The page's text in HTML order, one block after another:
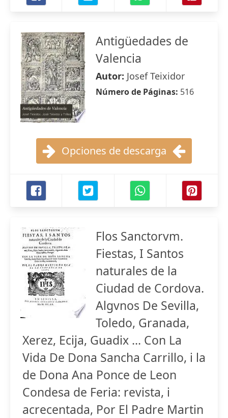
Antigüedades de
Valencia
Autor: Josef Teixidor
Número de Páginas: 516
Opciones de descarga
Flos Sanctorvm.
Fiestas, I Santos
naturales de la
Ciudad de Cordova.
Algvnos De Sevilla,
Toledo, Granada,
Xerez, Ecija, Guadix ... Con La
Vida De Dona Sancha Carrillo, i la
de Dona Ana Ponce de Leon
Condesa de Feria: revista, i
acrecentada, Por El Padre Martin